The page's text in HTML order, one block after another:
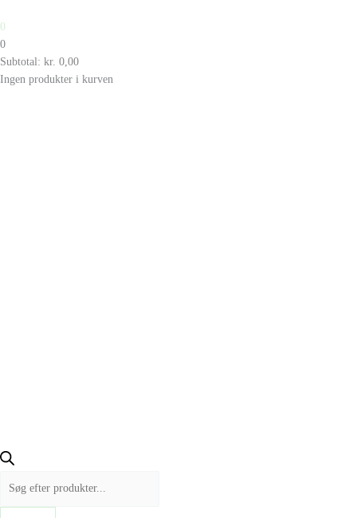
0
0
Subtotal: kr. 0,00
Ingen produkter i kurven